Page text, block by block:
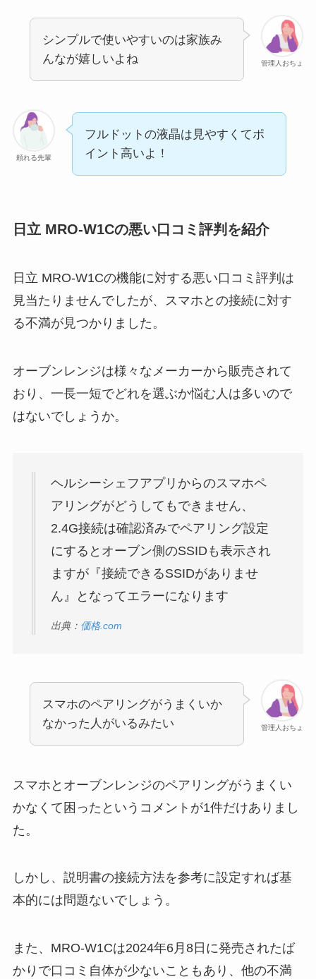
管理人おちょ
シンプルで使いやすいのは家族み
んなが嬉しいよね
頼れる先輩
フルドットの液晶は見やすくてポ
イント高いよ！
日立 MRO-W1Cの悪い口コミ評判を紹介
日立 MRO-W1Cの機能に対する悪い口コミ評判は
見当たりませんでしたが、スマホとの接続に対す
る不満が見つかりました。
オーブンレンジは様々なメーカーから販売されて
おり、一長一短でどれを選ぶか悩む人は多いので
はないでしょうか。
ヘルシーシェフアプリからのスマホペ
アリングがどうしてもできません、
2.4G接続は確認済みでペアリング設定
にするとオーブン側のSSIDも表示され
ますが『接続できるSSIDがありませ
ん』となってエラーになります
出典： 価格.com
管理人おちょ
スマホのペアリングがうまくいか
なかった人がいるみたい
スマホとオーブンレンジのペアリングがうまくい
かなくて困ったというコメントが1件だけありまし
た。
しかし、説明書の接続方法を参考に設定すれば基
本的には問題ないでしょう。
また、MRO-W1Cは2024年6月8日に発売されたば
かりで口コミ自体が少ないこともあり、他の不満